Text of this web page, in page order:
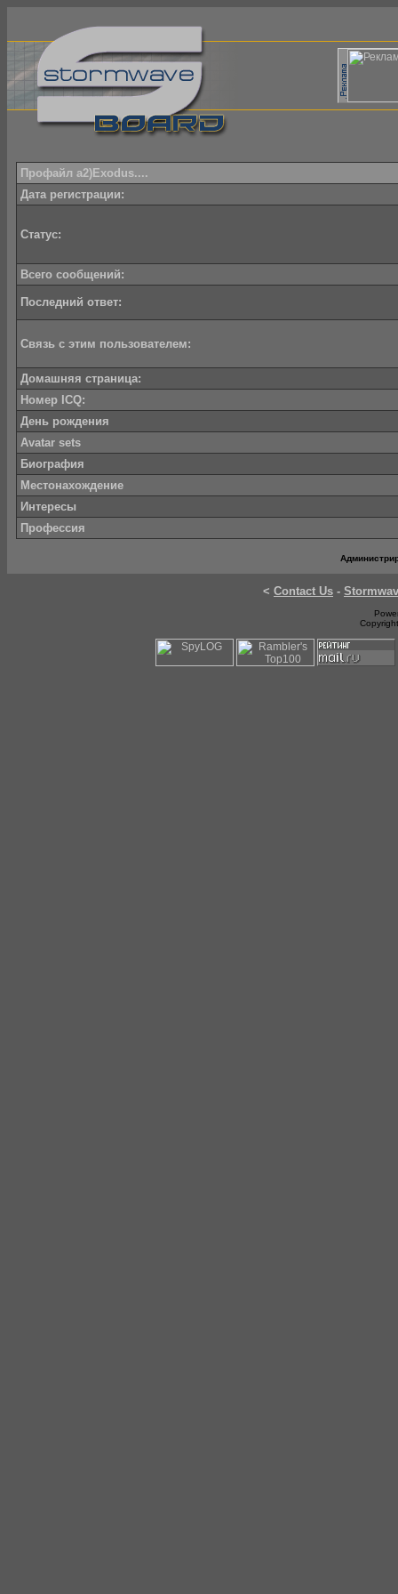
Профайл a2)Exodus....
Дата регистрации:
Статус:
Всего сообщений:
Последний ответ:
Связь с этим пользователем:
Домашняя страница:
Номер ICQ:
День рождения
Avatar sets
Биография
Местонахождение
Интересы
Профессия
< Contact Us -